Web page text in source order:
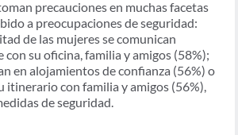
precauciones en muchas facetas
a preocupaciones de seguridad:
de las mujeres se comunican
con su oficina, familia y amigos (58%);
en alojamientos de confianza (56%) o
itinerario con familia y amigos (56%),
de seguridad.